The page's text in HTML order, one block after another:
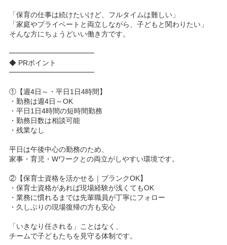
「保育の仕事は続けたいけど、フルタイムは難しい」
「家庭やプライベートと両立しながら、子どもと関わりたい」
そんな方にちょうどいい働き方です。
━━━━━━━━━━━━
◆ PRポイント
━━━━━━━━━━━━
①【週4日～・平日1日4時間】
・勤務は週4日～OK
・平日1日4時間の短時間勤務
・勤務日数は相談可能
・残業なし
平日は午後中心の勤務のため、
家事・育児・Wワークとの両立がしやすい環境です。
②【保育士資格を活かせる｜ブランクOK】
・保育士資格があれば現場経験が浅くてもOK
・業務に慣れるまでは先輩職員が丁寧にフォロー
・久しぶりの現場復帰の方も安心
「いきなり任される」ことはなく、
チームで子どもたちを見守る体制です。